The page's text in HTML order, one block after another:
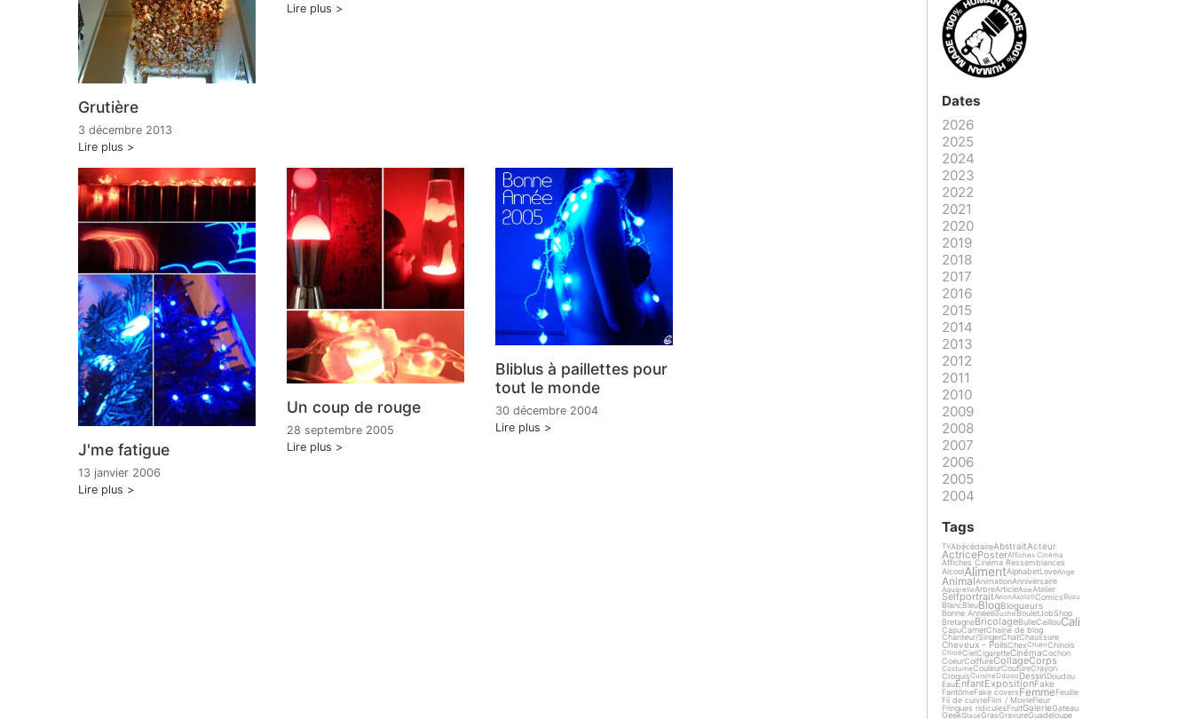
Grutière
3 décembre 2013
Lire plus
Lire plus
J'me fatigue
13 janvier 2006
Lire plus
Un coup de rouge
28 septembre 2005
Lire plus
Bliblus à paillettes pour
tout le monde
30 décembre 2004
Lire plus
Dates
2026
2025
2024
2023
2022
2021
2020
2019
2018
2017
2016
2015
2014
2013
2012
2011
2010
2009
2008
2007
2006
2005
2004
Tags
TVAbécédaireAbstraitActeur
ActricePosterAffiches Cinéma
Affiches Cinéma Ressemblances
Alcool AlimentAlphabetLoveAnge
AnimalAnimationAnniversaire
AquarelleArbreArticleAsieAtelier
SelfportraitAvionAxolotlComicsBijou
BlancBleuBlogBlogueurs
Bonne AnnéeBoucheBouletJobShop
BretagneBricolageBulleCaillouCali
CapuCarnetChaine de blog
Chanteur/SingerChatChaussure
Cheveux - PoilsChexChienChinois
ChloéCielCigaretteCinémaCochon
CoeurCoiffureCollageCorps
CostumeCouleurCoutureCrayon
CroquisCuisineDdoooDessinDoudou
EauEnfantExpositionFake
FantômeFake coversFemmeFeuille
Fil de cuivreFilm / MovieFleur
Fringues ridiculesFruitGalerieGateau
GeekGlaceGrasGravureGuadeloupe